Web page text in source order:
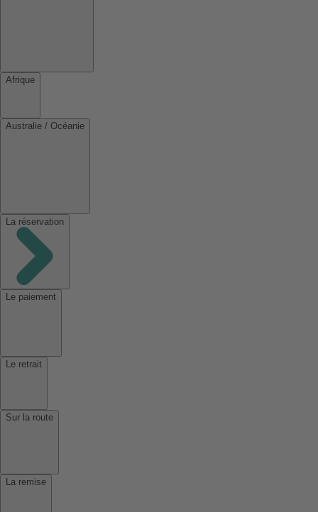
Afrique
Australie / Océanie
La réservation
Le paiement
Le retrait
Sur la route
La remise